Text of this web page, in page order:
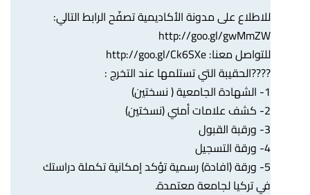
للاطلاع على مدونة الأكاديمية تصفّح الرابط التالي:
http://goo.gl/gwMmZW
للتواصل معنا:http://goo.gl/Ck6SXe
????الحقيبة التي تستلمها عند التخرج :
1- الشهادة الجامعية ( نسختين)
2- كشف علامات أمني (نسختين)
3- ورقبة القبول
4- ورقة التسجيل
5- ورقة (افادة) رسمية تؤكد إمكانية تكملة دراستك
في تركيا لجامعة معتمدة.